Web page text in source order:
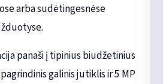
arba sudėtingesnėse
panaši į tipinius biudžetinius
galinis jutiklis ir 5 MP